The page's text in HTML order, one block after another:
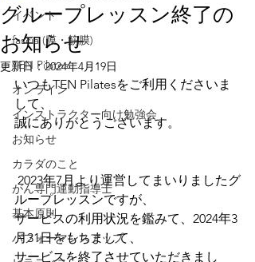
イベント
fascia (膜・筋膜)
TEN Pilates
オンライン
インストラクター向け勉強会
お知らせ
カラダのこと
がん専門運動指導士
基本原則
パフォーマンスアップ
グループレッスン終了の
お知らせ
更新日：2024年4月19日
いつもTEN Pilatesをご利用くださいま
して、
誠にありがとうございます。
2023年7月より運営してまいりましたグ
ループレッスンですが、
サービスの利用状況を鑑みて、2024年3
月31日をもちまして、
サービスを終了させていただきまし